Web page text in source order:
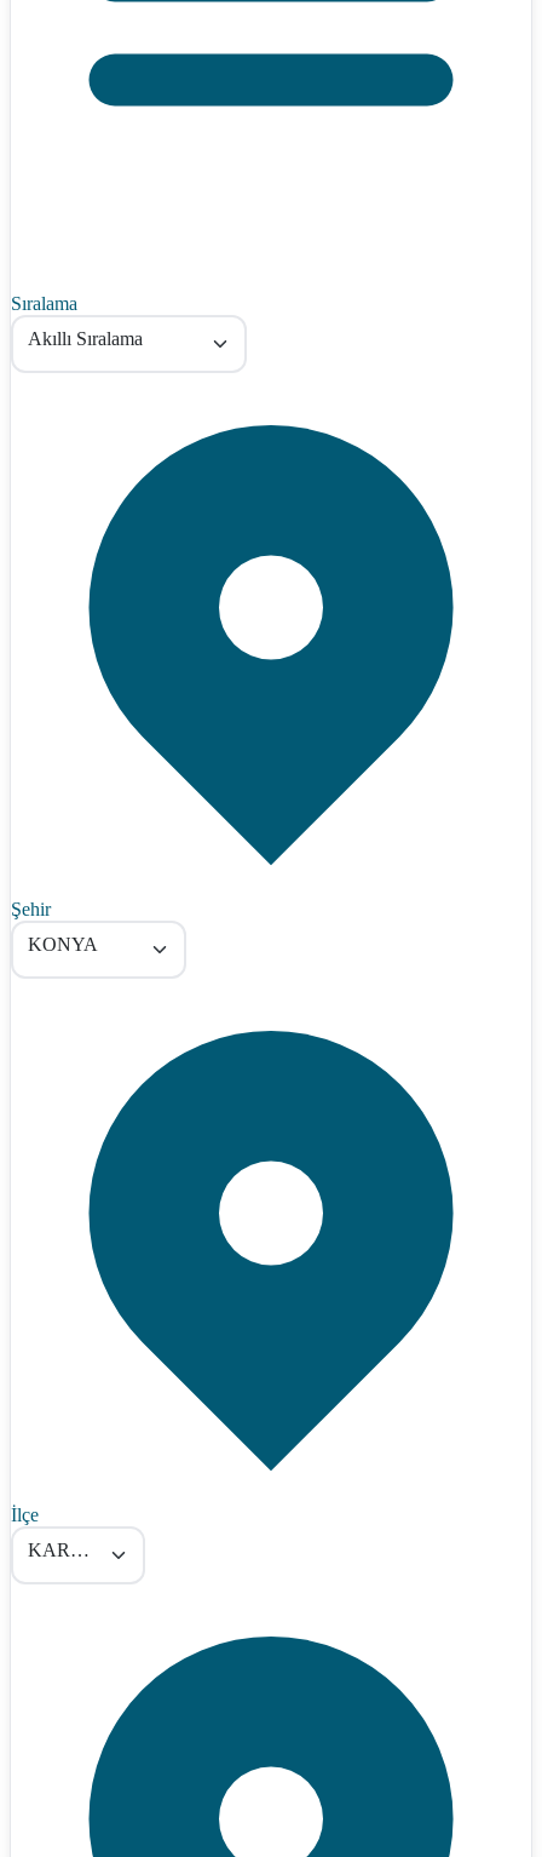
Sıralama
Akıllı Sıralama
Şehir
KONYA
İlçe
KARATAY